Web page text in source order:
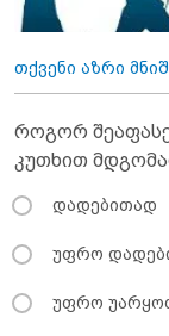
თქვენი აზრი
როგორ
კუთხით
დადებითად
უფრო
უფრო